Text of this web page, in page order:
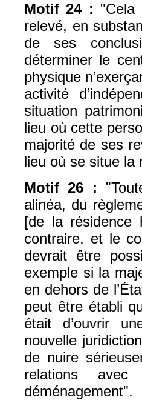
Motif 24 : "Cela
relevé, en
de ses
déterminer le
physique
activité
situation
lieu où cette
majorité de ses
lieu où se situe la
Motif 26 :
alinéa, du
[de la résidence
contraire, et le
devrait être
exemple si la
en dehors de
peut être établi
était d’ouvrir
nouvelle
de nuire
relations
déménagement".